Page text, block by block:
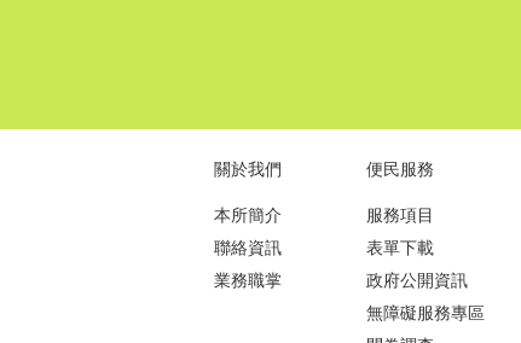
關於我們
本所簡介
聯絡資訊
業務職掌
便民服務
服務項目
表單下載
政府公開資訊
無障礙服務專區